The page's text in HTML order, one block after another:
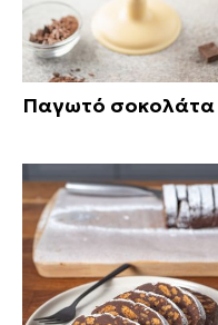
Παγωτό σοκολάτα